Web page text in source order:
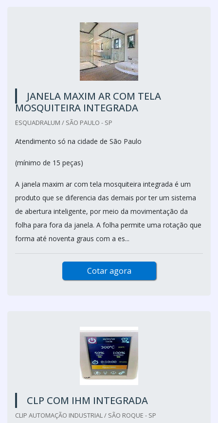
JANELA MAXIM AR COM TELA
MOSQUITEIRA INTEGRADA
ESQUADRALUM / SÃO PAULO - SP
Atendimento só na cidade de São Paulo
(mínimo de 15 peças)
A janela maxim ar com tela mosquiteira integrada é um
produto que se diferencia das demais por ter um sistema
de abertura inteligente, por meio da movimentação da
folha para fora da janela. A folha permite uma rotação que
forma até noventa graus com a es...
Cotar agora
CLP COM IHM INTEGRADA
CLIP AUTOMAÇÃO INDUSTRIAL / SÃO ROQUE - SP